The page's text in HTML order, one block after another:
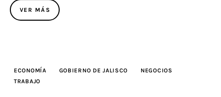
VER MÁS
ECONOMÍA GOBIERNO DE JALISCO
NEGOCIOS
TRABAJO